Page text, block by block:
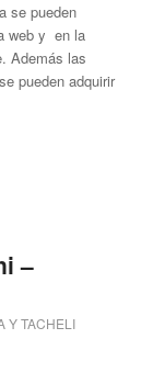
se pueden
web y en la
Además las
pueden adquirir
–
Y TACHELI